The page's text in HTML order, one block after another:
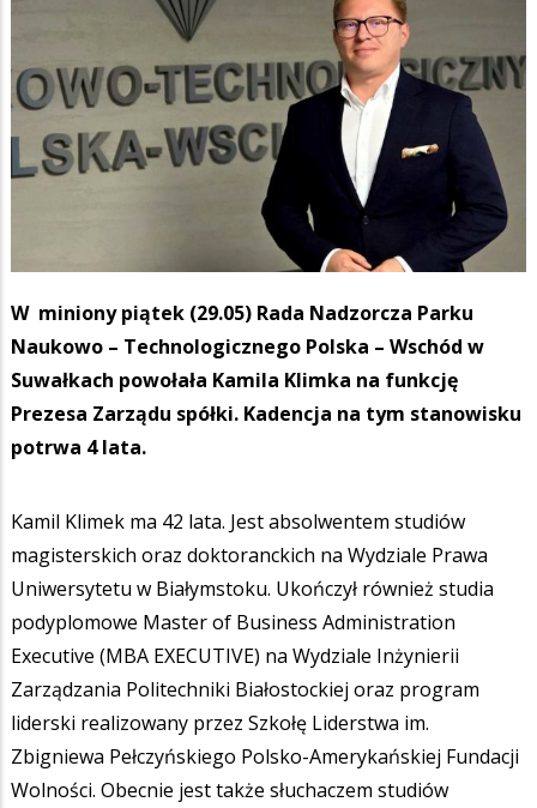
W miniony piątek (29.05) Rada Nadzorcza Parku
Naukowo – Technologicznego Polska – Wschód w
Suwałkach powołała Kamila Klimka na funkcję
Prezesa Zarządu spółki. Kadencja na tym stanowisku
potrwa 4 lata.
Kamil Klimek ma 42 lata. Jest absolwentem studiów
magisterskich oraz doktoranckich na Wydziale Prawa
Uniwersytetu w Białymstoku. Ukończył również studia
podyplomowe Master of Business Administration
Executive (MBA EXECUTIVE) na Wydziale Inżynierii
Zarządzania Politechniki Białostockiej oraz program
liderski realizowany przez Szkołę Liderstwa im.
Zbigniewa Pełczyńskiego Polsko-Amerykańskiej Fundacji
Wolności. Obecnie jest także słuchaczem studiów